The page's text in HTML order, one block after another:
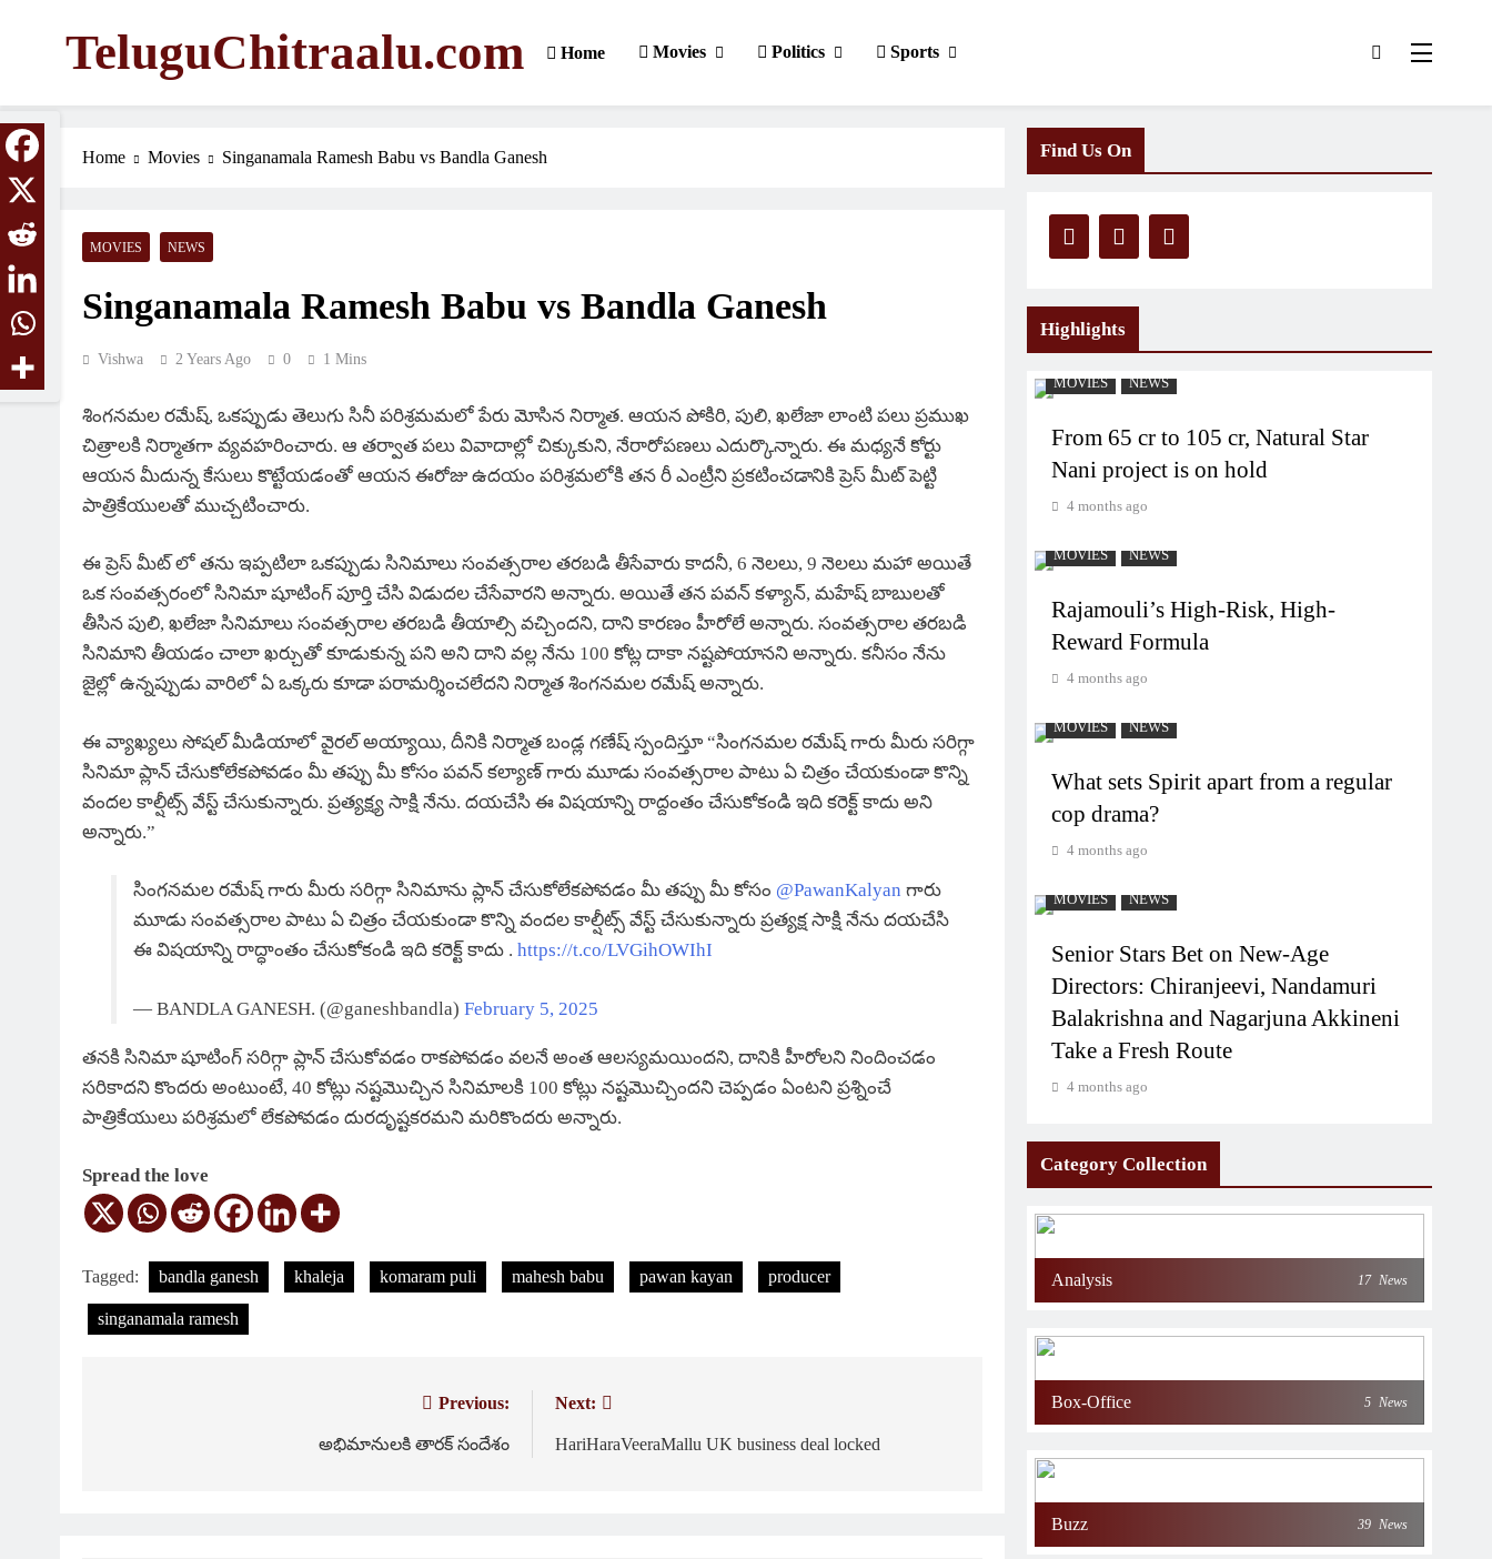
TeluguChitraalu.com Home Movies Politics Sports
Home Movies Singanamala Ramesh Babu vs Bandla Ganesh
MOVIES NEWS
Singanamala Ramesh Babu vs Bandla Ganesh
Vishwa 2 Years Ago 0 1 Mins
శింగనమల రమేష్, ఒకప్పుడు తెలుగు సినీ పరిశ్రమమలో పేరు మోసిన నిర్మాత. ఆయన పోకిరి, పులి, ఖలేజా లాంటి పలు ప్రముఖ
చిత్రాలకి నిర్మాతగా వ్యవహరించారు. ఆ తర్వాత పలు వివాదాల్లో చిక్కుకుని, నేరారోపణలు ఎదుర్కొన్నారు. ఈ మధ్యనే కోర్టు
ఆయన మీదున్న కేసులు కొట్టేయడంతో ఆయన ఈరోజు ఉదయం పరిశ్రమలోకి తన రీ ఎంట్రీని ప్రకటించడానికి ప్రెస్ మీట్ పెట్టి
పాత్రికేయులతో ముచ్చటించారు.
ఈ ప్రెస్ మీట్ లో తను ఇప్పటిలా ఒకప్పుడు సినిమాలు సంవత్సరాల తరబడి తీసేవారు కాదనీ, 6 నెలలు, 9 నెలలు మహా అయితే
ఒక సంవత్సరంలో సినిమా షూటింగ్ పూర్తి చేసి విడుదల చేసేవారని అన్నారు. అయితే తన పవన్ కళ్యాన్, మహేష్ బాబులతో
తీసిన పులి, ఖలేజా సినిమాలు సంవత్సరాల తరబడి తీయాల్సి వచ్చిందని, దాని కారణం హీరోలే అన్నారు. సంవత్సరాల తరబడి
సినిమాని తీయడం చాలా ఖర్చుతో కూడుకున్న పని అని దాని వల్ల నేను 100 కోట్ల దాకా నష్టపోయానని అన్నారు. కనీసం నేను
జైల్లో ఉన్నప్పుడు వారిలో ఏ ఒక్కరు కూడా పరామర్శించలేదని నిర్మాత శింగనమల రమేష్ అన్నారు.
ఈ వ్యాఖ్యలు సోషల్ మీడియాలో వైరల్ అయ్యాయి, దీనికి నిర్మాత బండ్ల గణేష్ స్పందిస్తూ “సింగనమల రమేష్ గారు మీరు సరిగ్గా
సినిమా ప్లాన్ చేసుకోలేకపోవడం మీ తప్పు మీ కోసం పవన్ కల్యాణ్ గారు మూడు సంవత్సరాల పాటు ఏ చిత్రం చేయకుండా కొన్ని
వందల కాల్షీట్స్ వేస్ట్ చేసుకున్నారు. ప్రత్యక్ష్య సాక్షి నేను. దయచేసి ఈ విషయాన్ని రాద్దంతం చేసుకోకండి ఇది కరెక్ట్ కాదు అని
అన్నారు.”
సింగనమల రమేష్ గారు మీరు సరిగ్గా సినిమాను ప్లాన్ చేసుకోలేకపోవడం మీ తప్పు మీ కోసం @PawanKalyan గారు
మూడు సంవత్సరాల పాటు ఏ చిత్రం చేయకుండా కొన్ని వందల కాల్షీట్స్ వేస్ట్ చేసుకున్నారు ప్రత్యక్ష సాక్షి నేను దయచేసి
ఈ విషయాన్ని రాద్ధాంతం చేసుకోకండి ఇది కరెక్ట్ కాదు . https://t.co/LVGihOWIhI
— BANDLA GANESH. (@ganeshbandla) February 5, 2025
తనకి సినిమా షూటింగ్ సరిగ్గా ప్లాన్ చేసుకోవడం రాకపోవడం వలనే అంత ఆలస్యమయిందని, దానికి హీరోలని నిందించడం
సరికాదని కొందరు అంటుంటే, 40 కోట్లు నష్టమొచ్చిన సినిమాలకి 100 కోట్లు నష్టమొచ్చిందని చెప్పడం ఏంటని ప్రశ్నించే
పాత్రికేయులు పరిశ్రమలో లేకపోవడం దురదృష్టకరమని మరికొందరు అన్నారు.
Spread the love
Tagged: bandla ganesh khaleja komaram puli mahesh babu pawan kayan producer
singanamala ramesh
Previous:
అభిమానులకి తారక్ సందేశం
Next:
HariHaraVeeraMallu UK business deal locked
Find Us On
Highlights
MOVIES NEWS
From 65 cr to 105 cr, Natural Star
Nani project is on hold
4 months ago
MOVIES NEWS
Rajamouli’s High-Risk, High-
Reward Formula
4 months ago
MOVIES NEWS
What sets Spirit apart from a regular
cop drama?
4 months ago
MOVIES NEWS
Senior Stars Bet on New-Age
Directors: Chiranjeevi, Nandamuri
Balakrishna and Nagarjuna Akkineni
Take a Fresh Route
4 months ago
Category Collection
Analysis 17 News
Box-Office 5 News
Buzz 39 News